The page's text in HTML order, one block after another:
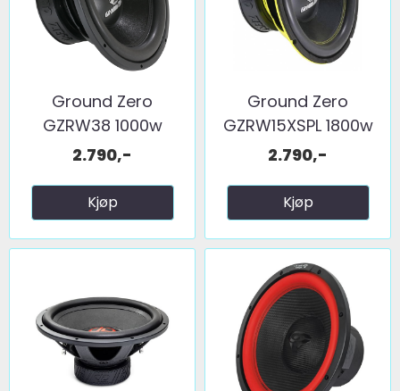
Ground Zero
GZRW38 1000w
2x2ohm
2.790,-
Kjøp
Ground Zero
GZRW15XSPL 1800w
2x2ohm
2.790,-
Kjøp